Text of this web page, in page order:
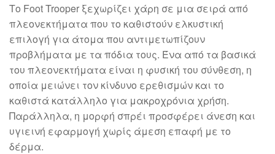
Το Foot Trooper ξεχωρίζει χάρη σε μια σειρά από
πλεονεκτήματα που το καθιστούν ελκυστική
επιλογή για άτομα που αντιμετωπίζουν
προβλήματα με τα πόδια τους. Ένα από τα βασικά
του πλεονεκτήματα είναι η φυσική του σύνθεση, η
οποία μειώνει τον κίνδυνο ερεθισμών και το
καθιστά κατάλληλο για μακροχρόνια χρήση.
Παράλληλα, η μορφή σπρέι προσφέρει άνεση και
υγιεινή εφαρμογή χωρίς άμεση επαφή με το
δέρμα.